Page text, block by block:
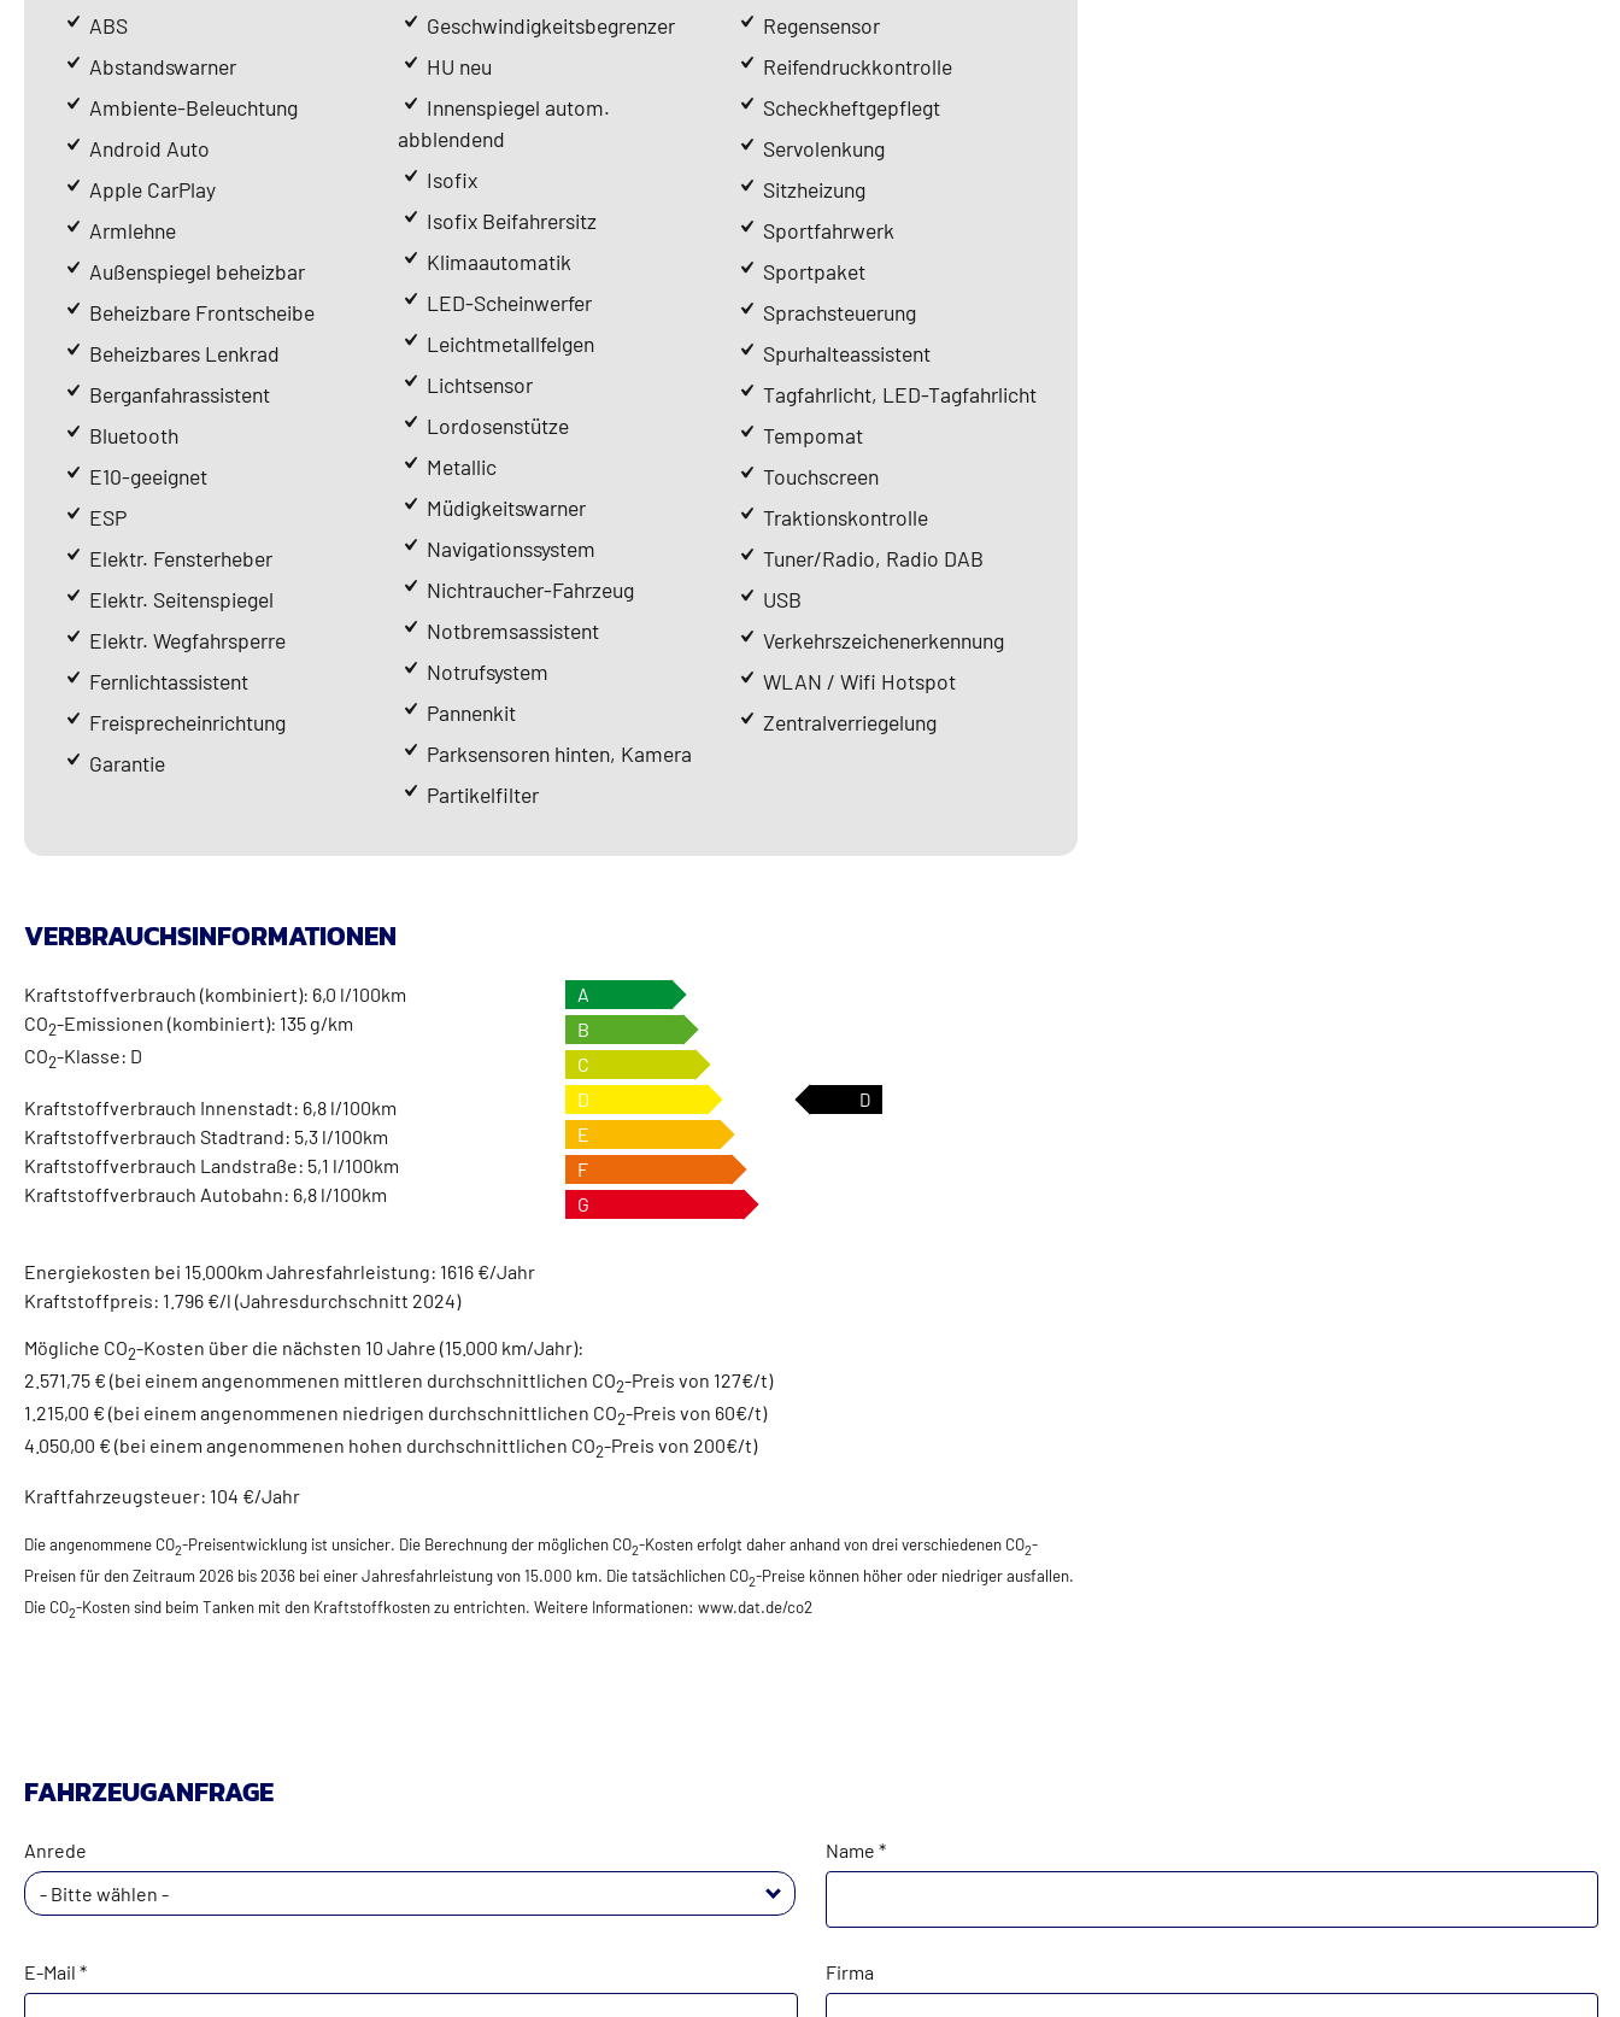
ABS
Abstandswarner
Ambiente-Beleuchtung
Android Auto
Apple CarPlay
Armlehne
Außenspiegel beheizbar
Beheizbare Frontscheibe
Beheizbares Lenkrad
Berganfahrassistent
Bluetooth
E10-geeignet
ESP
Elektr. Fensterheber
Elektr. Seitenspiegel
Elektr. Wegfahrsperre
Fernlichtassistent
Freisprecheinrichtung
Garantie
Geschwindigkeitsbegrenzer
HU neu
Innenspiegel autom.
abblendend
Isofix
Isofix Beifahrersitz
Klimaautomatik
LED-Scheinwerfer
Leichtmetallfelgen
Lichtsensor
Lordosenstütze
Metallic
Müdigkeitswarner
Navigationssystem
Nichtraucher-Fahrzeug
Notbremsassistent
Notrufsystem
Pannenkit
Parksensoren hinten, Kamera
Partikelfilter
Regensensor
Reifendruckkontrolle
Scheckheftgepflegt
Servolenkung
Sitzheizung
Sportfahrwerk
Sportpaket
Sprachsteuerung
Spurhalteassistent
Tagfahrlicht, LED-Tagfahrlicht
Tempomat
Touchscreen
Traktionskontrolle
Tuner/Radio, Radio DAB
USB
Verkehrszeichenerkennung
WLAN / Wifi Hotspot
Zentralverriegelung
VERBRAUCHSINFORMATIONEN
Kraftstoffverbrauch (kombiniert): 6,0 l/100km
CO2-Emissionen (kombiniert): 135 g/km
CO2-Klasse: D
Kraftstoffverbrauch Innenstadt: 6,8 l/100km
Kraftstoffverbrauch Stadtrand: 5,3 l/100km
Kraftstoffverbrauch Landstraße: 5,1 l/100km
Kraftstoffverbrauch Autobahn: 6,8 l/100km
A
B
C
D
D
E
F
G
Energiekosten bei 15.000km Jahresfahrleistung: 1616 €/Jahr
Kraftstoffpreis: 1.796 €/l (Jahresdurchschnitt 2024)
Mögliche CO2-Kosten über die nächsten 10 Jahre (15.000 km/Jahr):
2.571,75 € (bei einem angenommenen mittleren durchschnittlichen CO2-Preis von 127€/t)
1.215,00 € (bei einem angenommenen niedrigen durchschnittlichen CO2-Preis von 60€/t)
4.050,00 € (bei einem angenommenen hohen durchschnittlichen CO2-Preis von 200€/t)
Kraftfahrzeugsteuer: 104 €/Jahr
Die angenommene CO2-Preisentwicklung ist unsicher. Die Berechnung der möglichen CO2-Kosten erfolgt daher anhand von drei verschiedenen CO2-
Preisen für den Zeitraum 2026 bis 2036 bei einer Jahresfahrleistung von 15.000 km. Die tatsächlichen CO2-Preise können höher oder niedriger ausfallen.
Die CO2-Kosten sind beim Tanken mit den Kraftstoffkosten zu entrichten. Weitere Informationen: www.dat.de/co2
FAHRZEUGANFRAGE
Anrede
- Bitte wählen -
Name *
E-Mail * Firma